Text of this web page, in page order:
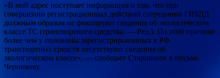
«В мой адрес поступает информация о том, что при
совершении регистрационных действий сотрудники ГИБДД
должным образом не фиксируют сведения об экологическом
классе ТС (транспортного средства. — Ред.). По этой причине
более чем у половины зарегистрированных в РФ
транспортных средств отсутствуют сведения об
экологическом классе», — сообщает Старшинов в письме
Черникову.